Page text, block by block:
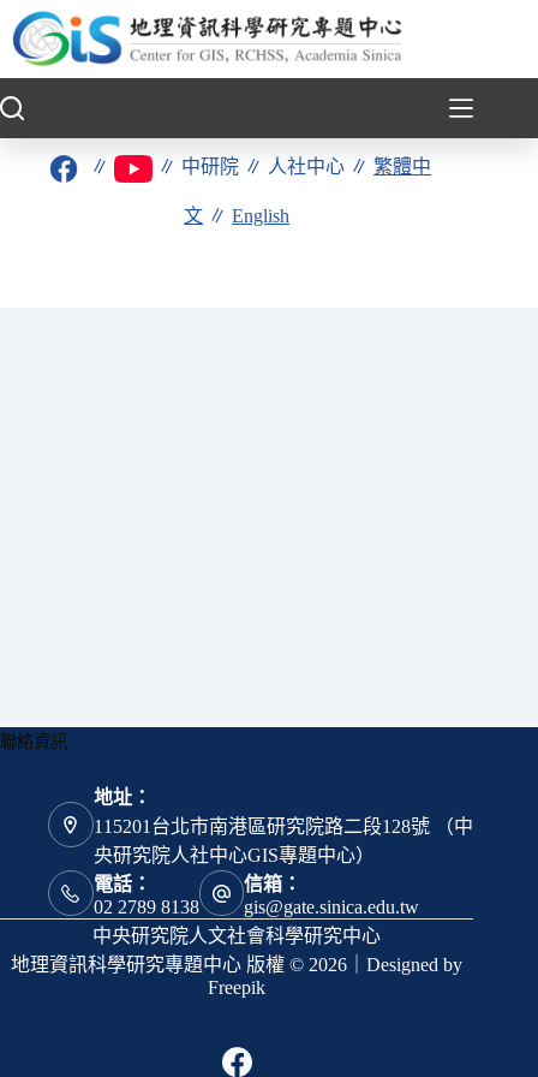
至
要
∥ ∥ 中研院 ∥ 人社中心 ∥繁體中
文 ∥English
聯絡資訊
地址：
115201台北市南港區研究院路二段128號 （中
央研究院人社中心GIS專題中心）
電話：
02 2789 8138
信箱：
gis@gate.sinica.edu.tw
中央研究院人文社會科學研究中心
地理資訊科學研究專題中心 版權 © 2026｜Designed by
Freepik